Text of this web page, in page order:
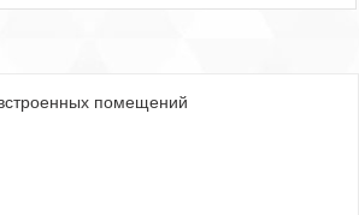
помещений